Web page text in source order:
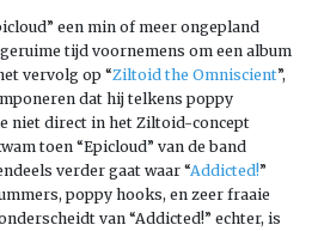
een min of meer ongepland
tijd voornemens om een album
vervolg op “Ziltoid the Omniscient”,
dat hij telkens poppy
niet direct in het Ziltoid-concept
toen “Epicloud” van de band
verder gaat waar “Addicted!”
poppy hooks, en zeer fraaie
van “Addicted!” echter, is